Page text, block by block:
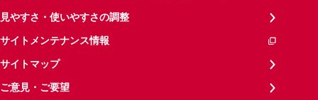
見やすさ・使いやすさの調整
サイトメンテナンス情報
サイトマップ
ご意見・ご要望